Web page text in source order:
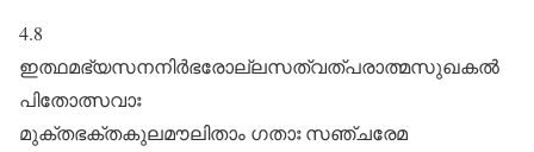
4.8
ഇത്ഥമഭ്യസനനിർഭരോല്ലസത്വത്പരാത്മസുഖകൽ
പിതോത്സവാഃ
മുക്തഭക്തകുലമൗലിതാം ഗതാഃ സഞ്ചരേമ